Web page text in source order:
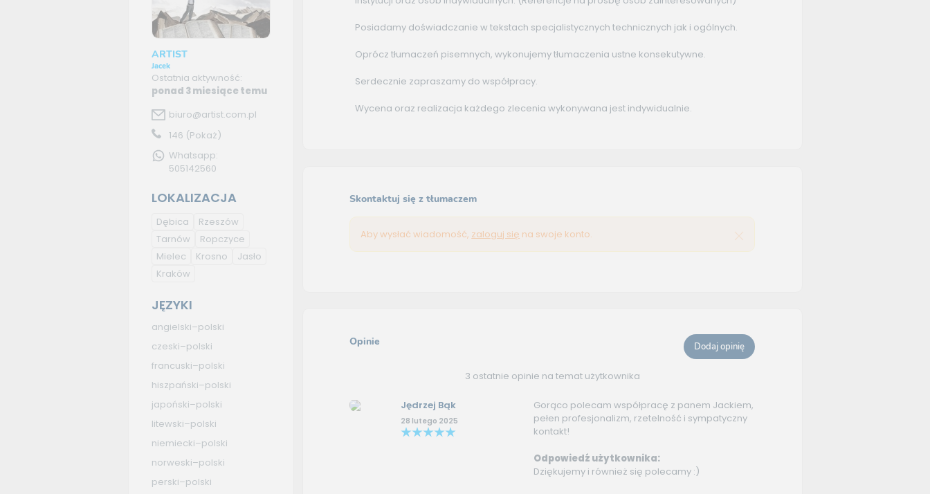
ARTIST
Jacek
Ostatnia aktywność:
ponad 3 miesiące temu
biuro@artist.com.pl
146 (Pokaż)
Whatsapp:
505142560
LOKALIZACJA
Dębica
Rzeszów
Tarnów
Ropczyce
Mielec
Krosno
Jasło
Kraków
JĘZYKI
angielski–polski
czeski–polski
francuski–polski
hiszpański–polski
japoński–polski
litewski–polski
niemiecki–polski
norweski–polski
perski–polski
Posiadamy doświadczanie w tekstach specjalistycznych technicznych jak i ogólnych.
Oprócz tłumaczeń pisemnych, wykonujemy tłumaczenia ustne konsekutywne.
Serdecznie zapraszamy do współpracy.
Wycena oraz realizacja każdego zlecenia wykonywana jest indywidualnie.
Skontaktuj się z tłumaczem
Aby wysłać wiadomość, zaloguj się na swoje konto.
Opinie Dodaj opinię
3 ostatnie opinie na temat użytkownika
Jędrzej Bąk
28 lutego 2025
Gorąco polecam współpracę z panem Jackiem,
pełen profesjonalizm, rzetelność i sympatyczny
kontakt!
Odpowiedź użytkownika:
Dziękujemy i również się polecamy :)